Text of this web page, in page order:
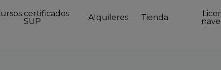
certificados
SUP
Alquileres Tienda